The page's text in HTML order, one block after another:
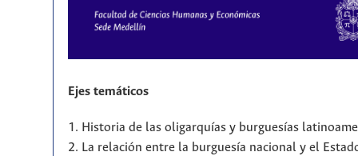
Ejes temáticos
1. Historia de las oligarquías y burguesías
2. La relación entre la burguesía nacional y el